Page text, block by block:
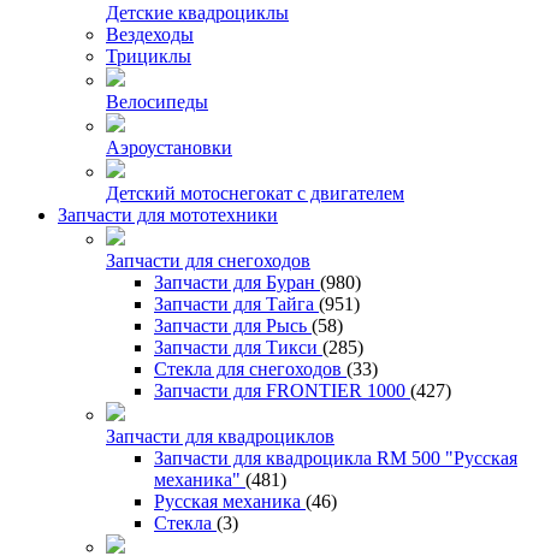
Детские квадроциклы
Вездеходы
Трициклы
Велосипеды
Аэроустановки
Детский мотоснегокат с двигателем
Запчасти для мототехники
Запчасти для снегоходов
Запчасти для Буран (980)
Запчасти для Тайга (951)
Запчасти для Рысь (58)
Запчасти для Тикси (285)
Стекла для снегоходов (33)
Запчасти для FRONTIER 1000 (427)
Запчасти для квадроциклов
Запчасти для квадроцикла RM 500 "Русская
механика" (481)
Русская механика (46)
Стекла (3)